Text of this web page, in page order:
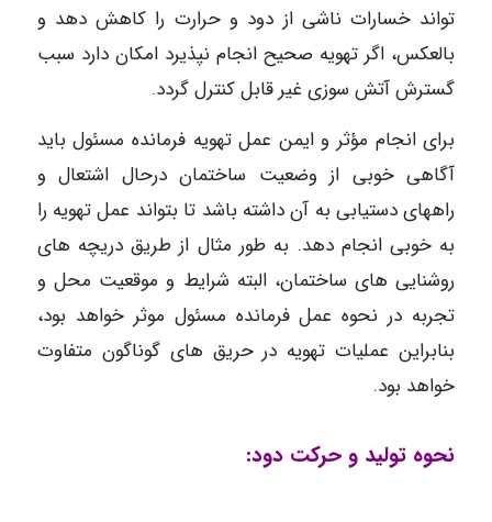
تواند خسارات ناشی از دود و حرارت را کاهش دهد و
بالعکس، اگر تهویه صحیح انجام نپذیرد امکان دارد سبب
گسترش آتش سوزی غیر قابل کنترل گردد.
برای انجام مؤثر و ایمن عمل تهویه فرمانده مسئول باید
آگاهی خوبی از وضعیت ساختمان درحال اشتعال و
راههای دستیابی به آن داشته باشد تا بتواند عمل تهویه را
به خوبی انجام دهد. به طور مثال از طریق دریچه های
روشنایی های ساختمان، البته شرایط و موقعیت محل و
تجربه در نحوه عمل فرمانده مسئول موثر خواهد بود،
بنابراین عملیات تهویه در حریق های گوناگون متفاوت
خواهد بود.
نحوه تولید و حرکت دود: